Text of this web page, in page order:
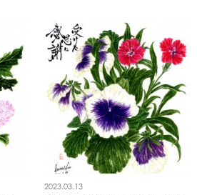
2023.03.13